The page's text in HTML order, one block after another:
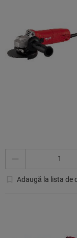
Adaugă la lista de